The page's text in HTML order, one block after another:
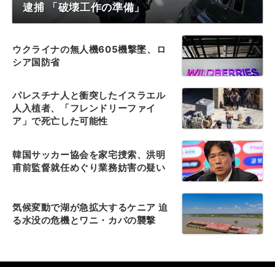
逮捕 「破壊工作の準備」
ウクライナの無人機605機撃墜、ロ
シア国防省
パレスチナ人と衝突したイスラエル
人入植者、「フレンドリーファイ
ア」で死亡した可能性
韓国サッカー協会を家宅捜索、洪明
甫前監督就任めぐり業務妨害の疑い
気候変動で湖が急拡大するケニア 迫
る水没の危機とワニ・カバの襲撃